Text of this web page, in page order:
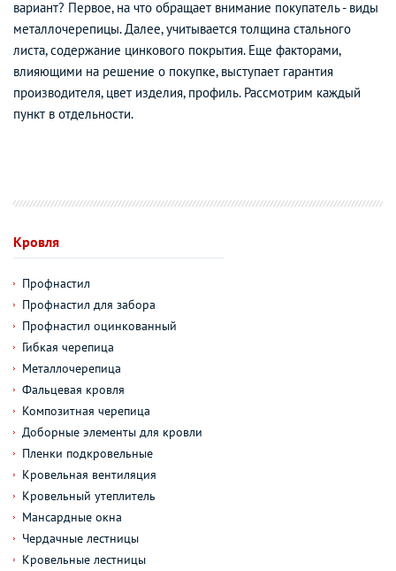
вариант? Первое, на что обращает внимание покупатель - виды
металлочерепицы. Далее, учитывается толщина стального
листа, содержание цинкового покрытия. Еще факторами,
влияющими на решение о покупке, выступает гарантия
производителя, цвет изделия, профиль. Рассмотрим каждый
пункт в отдельности.
Кровля
Профнастил
Профнастил для забора
Профнастил оцинкованный
Гибкая черепица
Металлочерепица
Фальцевая кровля
Композитная черепица
Доборные элементы для кровли
Пленки подкровельные
Кровельная вентиляция
Кровельный утеплитель
Мансардные окна
Чердачные лестницы
Кровельные лестницы